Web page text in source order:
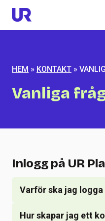
Skip
content
HEM » KONTAKT »
Vanliga
Inlogg på UR
Varför ska jag logga
Hur skapar jag ett